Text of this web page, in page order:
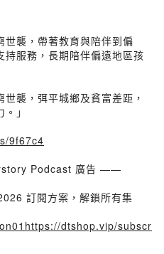
襲，帶著教育與陪伴到偏
服務，長期陪伴偏遠地區孩
世襲，弭平城鄉及貧富差距，
」
9f67c4
Podcast 廣告 ——
訂閱方案，解鎖所有集
dtshop.vip/subscr